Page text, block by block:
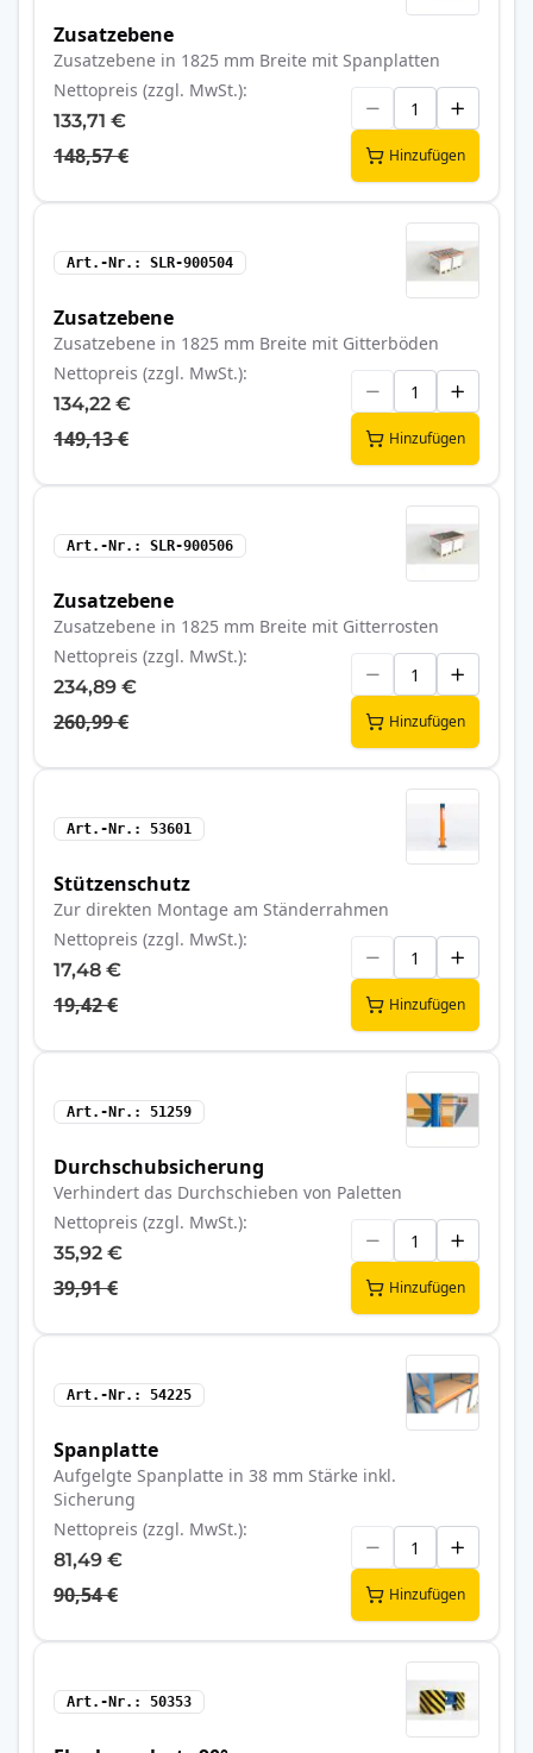
Zusatzebene
Zusatzebene in 1825 mm Breite mit Spanplatten
Nettopreis (zzgl. MwSt.)
133,71 €
148,57 € Hinzufügen
Art.-Nr. SLR-900504
Zusatzebene
Zusatzebene in 1825 mm Breite mit Gitterböden
Nettopreis (zzgl. MwSt.)
134,22 €
149,13 € Hinzufügen
Art.-Nr. SLR-900506
Zusatzebene
Zusatzebene in 1825 mm Breite mit Gitterrosten
Nettopreis (zzgl. MwSt.)
234,89 €
260,99 € Hinzufügen
Art.-Nr. 53601
Stützenschutz
Zur direkten Montage am Ständerrahmen
Nettopreis (zzgl. MwSt.)
17,48 €
19,42 € Hinzufügen
Art.-Nr. 51259
Durchschubsicherung
Verhindert das Durchschieben von Paletten
Nettopreis (zzgl. MwSt.)
35,92 €
39,91 € Hinzufügen
Art.-Nr. 54225
Spanplatte
Aufgelgte Spanplatte in 38 mm Stärke inkl.
Sicherung
Nettopreis (zzgl. MwSt.)
81,49 €
90,54 € Hinzufügen
Art.-Nr. 50353